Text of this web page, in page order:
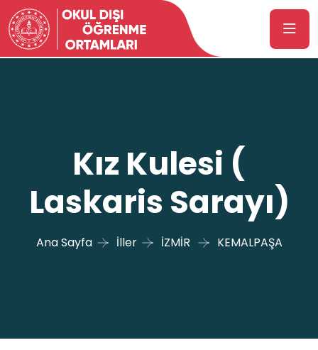
Kız Kulesi (
Laskaris Sarayı)
Ana Sayfa İller İZMİR KEMALPAŞA